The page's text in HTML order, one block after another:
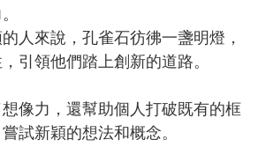
人來說，孔雀石彷彿一盞明燈，
引領他們踏上創新的道路。
像力，還幫助個人打破既有的框
試新穎的想法和概念。